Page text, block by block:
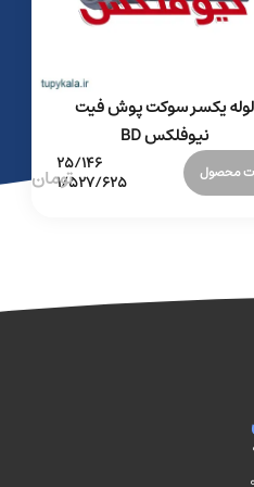
لوله یکسر سوکت پوش فیت
نیوفلکس BD
محصول